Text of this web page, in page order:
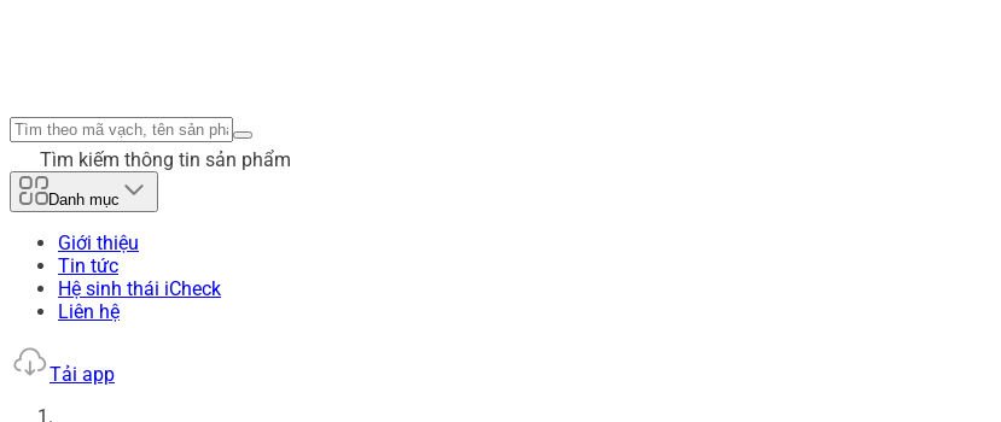
Tìm kiếm thông tin sản phẩm
Danh mục
Giới thiệu
Tin tức
Hệ sinh thái iCheck
Liên hệ
Tải app